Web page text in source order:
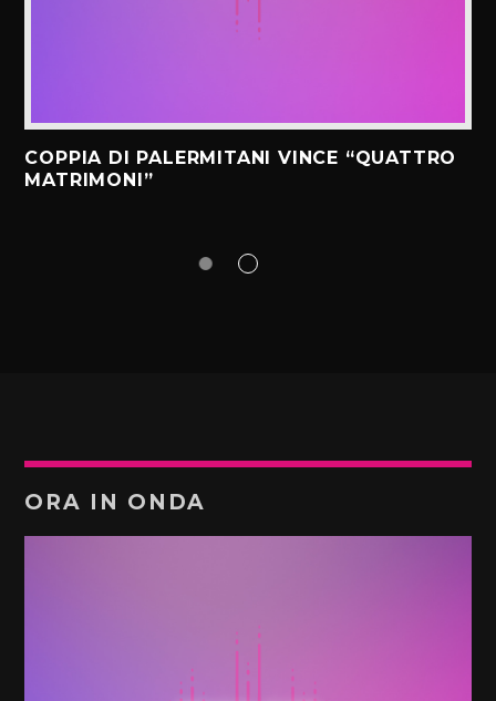
COPPIA DI PALERMITANI VINCE “QUATTRO
MATRIMONI”
ORA IN ONDA